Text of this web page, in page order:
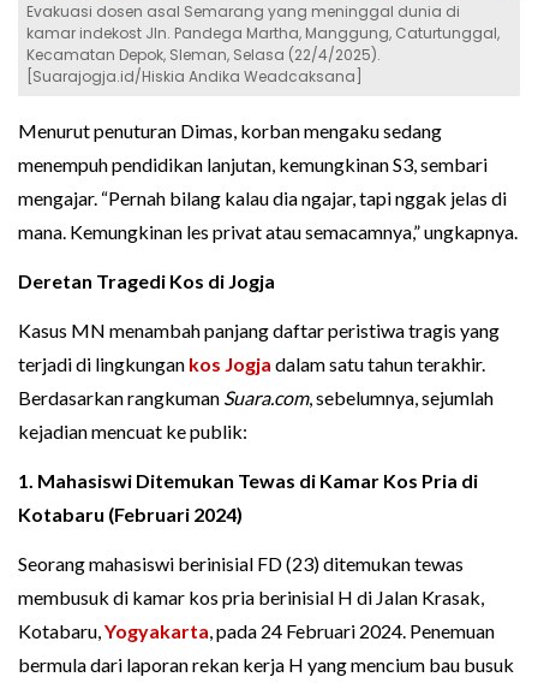
Evakuasi dosen asal Semarang yang meninggal dunia di
kamar indekost Jln. Pandega Martha, Manggung, Caturtunggal,
Kecamatan Depok, Sleman, Selasa (22/4/2025).
[Suarajogja.id/Hiskia Andika Weadcaksana]
Menurut penuturan Dimas, korban mengaku sedang
menempuh pendidikan lanjutan, kemungkinan S3, sembari
mengajar. “Pernah bilang kalau dia ngajar, tapi nggak jelas di
mana. Kemungkinan les privat atau semacamnya,” ungkapnya.
Deretan Tragedi Kos di Jogja
Kasus MN menambah panjang daftar peristiwa tragis yang
terjadi di lingkungan kos Jogja dalam satu tahun terakhir.
Berdasarkan rangkuman Suara.com, sebelumnya, sejumlah
kejadian mencuat ke publik:
1. Mahasiswi Ditemukan Tewas di Kamar Kos Pria di
Kotabaru (Februari 2024)
Seorang mahasiswi berinisial FD (23) ditemukan tewas
membusuk di kamar kos pria berinisial H di Jalan Krasak,
Kotabaru,Yogyakarta, pada 24 Februari 2024. Penemuan
bermula dari laporan rekan kerja H yang mencium bau busuk